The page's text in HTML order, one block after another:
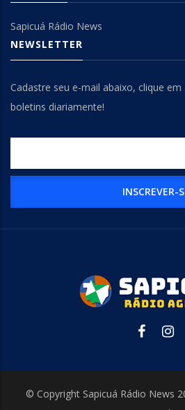
Sapicuá Rádio News
NEWSLETTER
Cadastre seu e-mail abaixo, clique
boletins diariamente!
© Copyright Sapicuá Rádio News